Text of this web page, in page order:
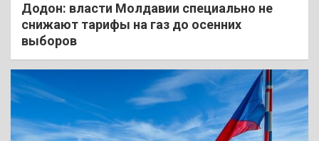
Додон: власти Молдавии специально не
снижают тарифы на газ до осенних
выборов